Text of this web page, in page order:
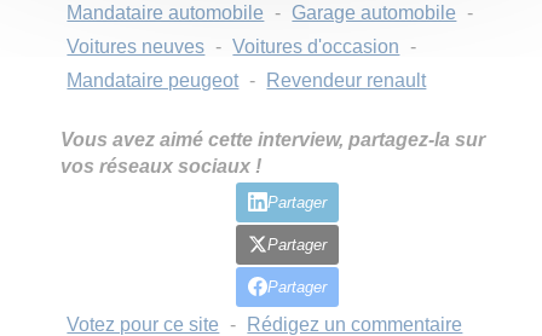
Mandataire automobile - Garage automobile -
Voitures neuves - Voitures d'occasion -
Mandataire peugeot - Revendeur renault
Vous avez aimé cette interview, partagez-la sur
vos réseaux sociaux !
Partager
Partager
Partager
Votez pour ce site -
Rédigez un commentaire